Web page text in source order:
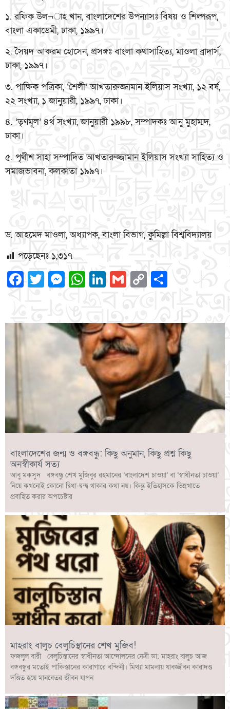
১. রফিক উল¬াহ খান, বাংলাদেশের উপন্যাসঃ বিষয় ও শিল্পরূপ,
বাংলা একাডেমী, ঢাকা, ১৯৯৭।
২. সৈয়দ আকরম হোসেন, প্রসঙ্গঃ বাংলা কথাসাহিত্য, মাওলা ব্রাদার্স,
ঢাকা, ১৯৯৭।
৩. পাক্ষিক পত্রিকা, ‘শৈলী’ আখতারুজ্জামান ইলিয়াস সংখ্যা, ১২ বর্ষ,
২২ সংখ্যা, ১ জানুয়ারী, ১৯৯৭, ঢাকা।
৪. ‘তৃণমূল’ ৪র্থ সংখ্যা, জানুয়ারী ১৯৯৮, সম্পাদকঃ আনু মুহাম্মদ,
ঢাকা।
৫. পৃথীশ সাহা সম্পাদিত আখতারুজ্জামান ইলিয়াস সংখ্যা সাহিত্য ও
সমাজভাবনা, কলকাতা ১৯৯৭।
ড. আহমেদ মাওলা, অধ্যাপক, বাংলা বিভাগ, কুমিল্লা বিশ্ববিদ্যালয়
পড়েছেনঃ ১,৩১৭
Facebook
Twitter
Messenger
WhatsApp
LinkedIn
Gmail
Copy
Link
Share
বাংলাদেশের জন্ম ও বঙ্গবন্ধু: কিছু অনুমান, কিছু প্রশ্ন কিছু
অনস্বীকার্য সত্য
আবু মকসুদ বঙ্গবন্ধু শেখ মুজিবুর রহমানের ‘বাংলাদেশ চাওয়া’ বা ‘স্বাধীনতা চাওয়া’
নিয়ে কখনোই কোনো দ্বিধা-দ্বন্দ্ব থাকার কথা নয়। কিন্তু ইতিহাসকে ভিন্নখাতে
প্রবাহিত করার অপচেষ্টার
মাহরাং বালুচ বেলুচিস্থানের শেখ মুজিব!
ফজলুল বারী বেলুচিস্তানের স্বাধীনতা আন্দোলনের নেত্রী ডা: মাহরাং বালুচ আজ
বঙ্গবন্ধুর মতোই পাকিস্তানের কারাগারে বন্দিনী। মিথ্যা মামলায় যাবজ্জীবন কারাদণ্ড
দণ্ডিত হয়ে মানবেতর জীবন যাপন